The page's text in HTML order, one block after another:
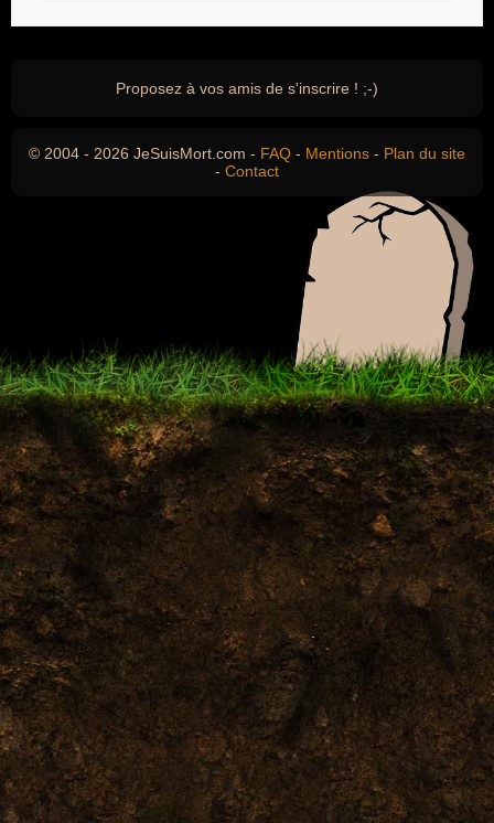
Proposez à vos amis de s'inscrire ! ;-)
© 2004 - 2026 JeSuisMort.com - FAQ - Mentions - Plan du site
- Contact